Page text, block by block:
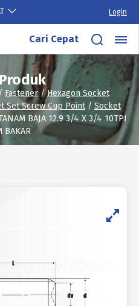
Login
Cari Cepat
/ Fastener/Hexagon Socket
Set Screw Cup Point/ Socket
BAJA 12.9 3/4 X 3/4 10TPI
BAKAR